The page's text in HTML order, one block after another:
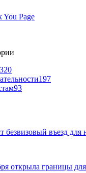
You Page
320
197
93
безвизовый въезд
открыла границы